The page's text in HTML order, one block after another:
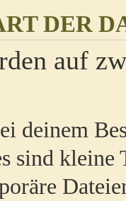
DER
auf
deinem
sind kleine